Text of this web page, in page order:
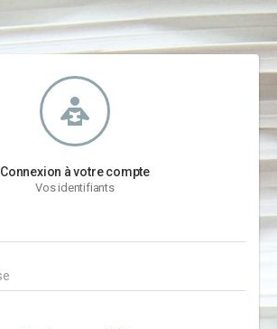
Connexion à votre compte
Vos identifiants